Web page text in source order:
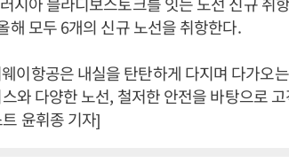
해 모두 6개의 신규 노선을 취항한다.
이항공은 내실을 탄탄하게 다지며 다가오
와 다양한 노선, 철저한 안전을 바탕으로
윤휘종 기자]